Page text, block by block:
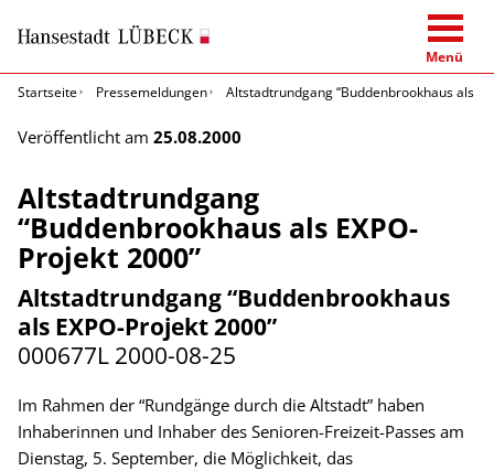
Menü
Startseite
Pressemeldungen Altstadtrundgang “Buddenbrookhaus als
Veröffentlicht am 25.08.2000
Altstadtrundgang
“Buddenbrookhaus als EXPO-
Projekt 2000”
Altstadtrundgang “Buddenbrookhaus
als EXPO-Projekt 2000”
000677L 2000-08-25
Im Rahmen der “Rundgänge durch die Altstadt” haben
Inhaberinnen und Inhaber des Senioren-Freizeit-Passes am
Dienstag, 5. September, die Möglichkeit, das